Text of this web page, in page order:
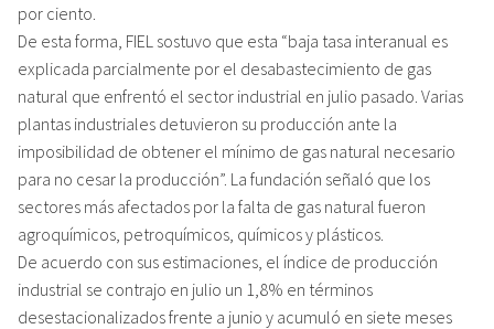
por ciento.
De esta forma, FIEL sostuvo que esta “baja tasa interanual es
explicada parcialmente por el desabastecimiento de gas
natural que enfrentó el sector industrial en julio pasado. Varias
plantas industriales detuvieron su producción ante la
imposibilidad de obtener el mínimo de gas natural necesario
para no cesar la producción”. La fundación señaló que los
sectores más afectados por la falta de gas natural fueron
agroquímicos, petroquímicos, químicos y plásticos.
De acuerdo con sus estimaciones, el índice de producción
industrial se contrajo en julio un 1,8% en términos
desestacionalizados frente a junio y acumuló en siete meses